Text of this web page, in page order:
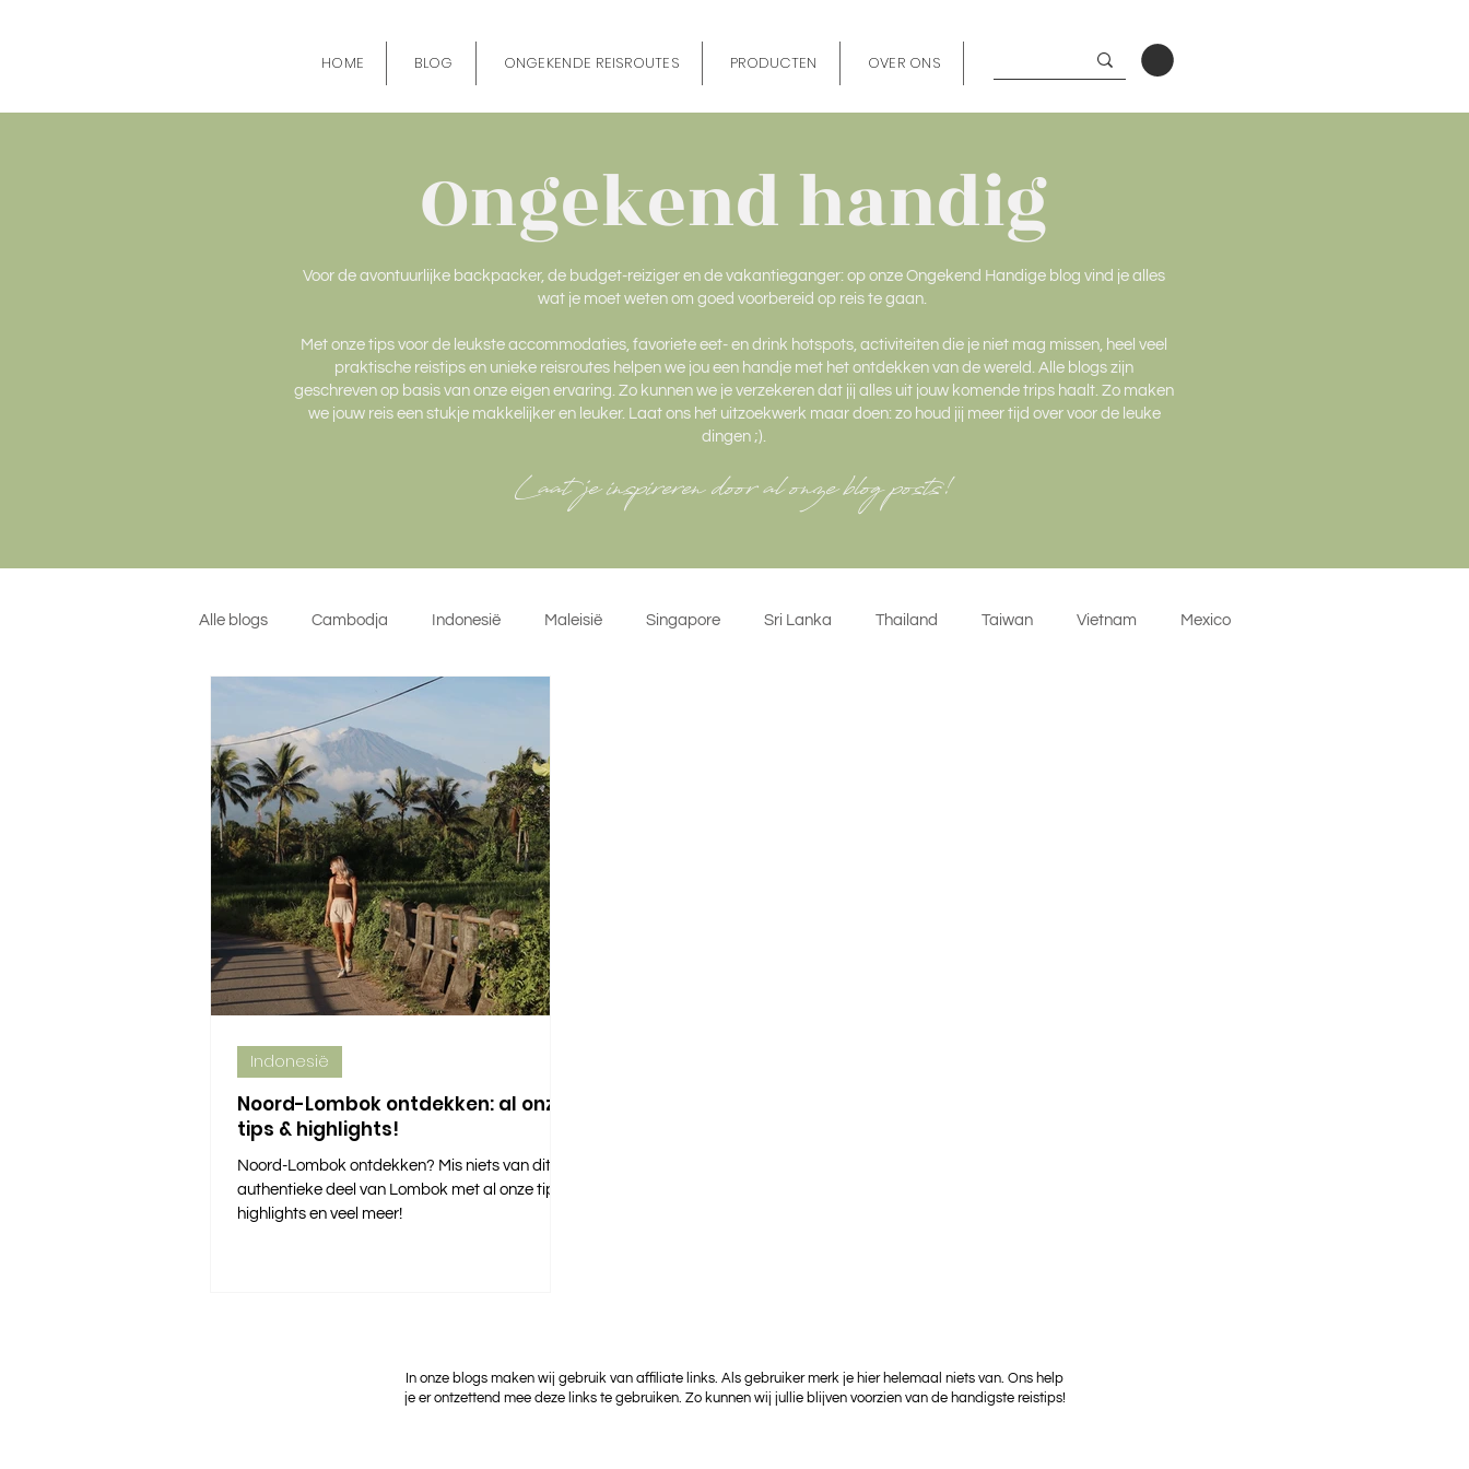
HOME BLOG ONGEKENDE REISROUTES PRODUCTEN OVER ONS
Ongekend handig
Voor de avontuurlijke backpacker, de budget-reiziger en de vakantieganger: op onze Ongekend Handige blog vind je alles
wat je moet weten om goed voorbereid op reis te gaan.
Met onze tips voor de leukste accommodaties, favoriete eet- en drink hotspots, activiteiten die je niet mag missen, heel veel
praktische reistips en unieke reisroutes helpen we jou een handje met het ontdekken van de wereld. Alle blogs zijn
geschreven op basis van onze eigen ervaring. Zo kunnen we je verzekeren dat jij alles uit jouw komende trips haalt. Zo maken
we jouw reis een stukje makkelijker en leuker. Laat ons het uitzoekwerk maar doen: zo houd jij meer tijd over voor de leuke
dingen ;).
Laat je inspireren door al onze blog posts!
Alle blogs Cambodja Indonesië Maleisië Singapore Sri Lanka Thailand Taiwan Vietnam Mexico
Kroatië
Noord-Lombok ontdekken: al onze
tips & highlights!
Noord-Lombok ontdekken? Mis niets van dit
authentieke deel van Lombok met al onze tips,
highlights en veel meer!
Indonesië
In onze blogs maken wij gebruik van affiliate links. Als gebruiker merk je hier helemaal niets van. Ons help
je er ontzettend mee deze links te gebruiken. Zo kunnen wij jullie blijven voorzien van de handigste reistips!